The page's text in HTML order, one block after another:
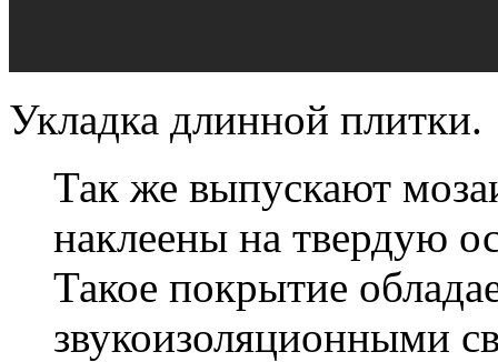
Укладка длинной плитки.
Так же выпускают
наклеены на твердую
Такое покрытие
звукоизоляционными